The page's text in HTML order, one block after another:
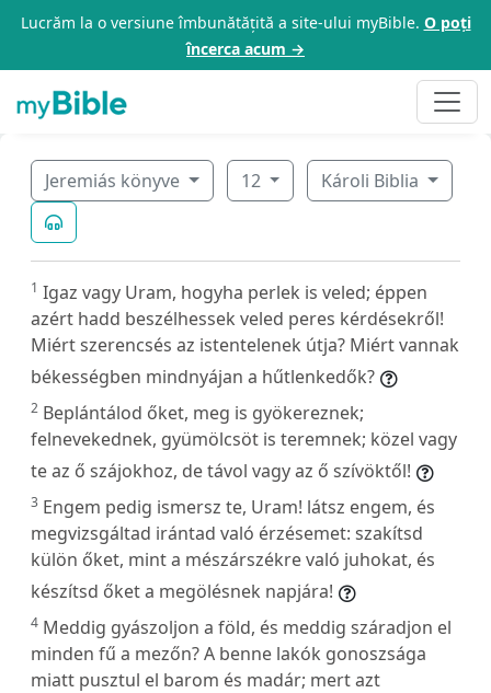
Lucrăm la o versiune îmbunătățită a site-ului myBible. O poți
încerca acum →
Jeremiás könyve 12 Károli Biblia
1 Igaz vagy Uram, hogyha perlek is veled; éppen
azért hadd beszélhessek veled peres kérdésekről!
Miért szerencsés az istentelenek útja? Miért vannak
békességben mindnyájan a hűtlenkedők?
2 Beplántálod őket, meg is gyökereznek;
felnevekednek, gyümölcsöt is teremnek; közel vagy
te az ő szájokhoz, de távol vagy az ő szívöktől!
3 Engem pedig ismersz te, Uram! látsz engem, és
megvizsgáltad irántad való érzésemet: szakítsd
külön őket, mint a mészárszékre való juhokat, és
készítsd őket a megölésnek napjára!
4 Meddig gyászoljon a föld, és meddig száradjon el
minden fű a mezőn? A benne lakók gonoszsága
miatt pusztul el barom és madár; mert azt